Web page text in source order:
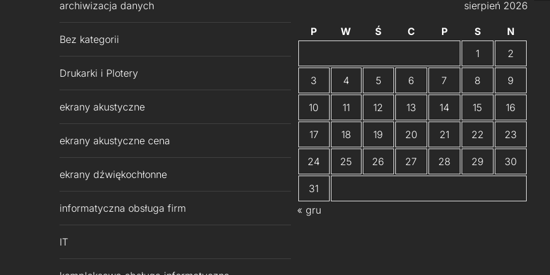
archiwizacja danych
Bez kategorii
Drukarki i Plotery
ekrany akustyczne
ekrany akustyczne cena
ekrany dźwiękochłonne
informatyczna obsługa firm
IT
sierpień 2026
P W Ś C P S
N
1
2
3 4 5 6 7 8 9
10 11 12 13 14 15 16
17 18 19 20 21 22 23
24 25 26 27 28 29 30
31
« gru